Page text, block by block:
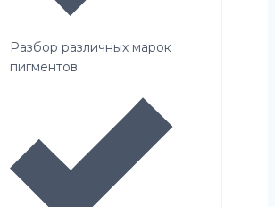
Разбор различных марок
пигментов.